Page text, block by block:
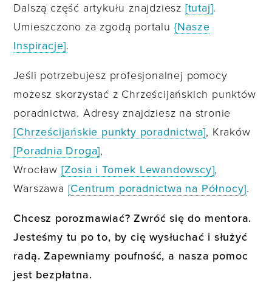
Dalszą część artykułu znajdziesz [tutaj].
Umieszczono za zgodą portalu {Nasze
Inspiracje].
Jeśli potrzebujesz profesjonalnej pomocy
możesz skorzystać z Chrześcijańskich punktów
poradnictwa. Adresy znajdziesz na stronie
[Chrześcijańskie punkty poradnictwa], Kraków
[Poradnia Droga],
Wrocław [Zosia i Tomek Lewandowscy],
Warszawa [Centrum poradnictwa na Północy].
Chcesz porozmawiać? Zwróć się do mentora.
Jesteśmy tu po to, by cię wysłuchać i służyć
radą. Zapewniamy poufność, a nasza pomoc
jest bezpłatna.